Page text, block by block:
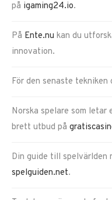
på igaming24.io.
På Ente.nu kan du
innovation.
För den senaste
Norska spelare som
brett utbud på
Din guide till spelvärlden
spelguiden.net.